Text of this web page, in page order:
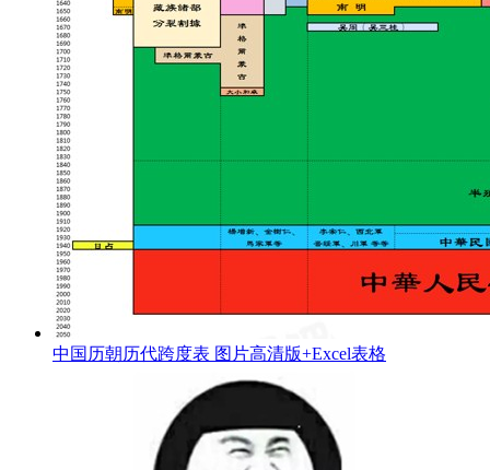
中国历朝历代跨度表 图片高清版+Excel表格